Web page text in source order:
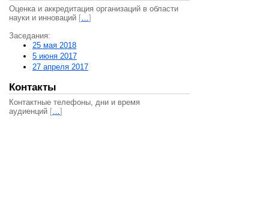
Оценка и аккредитация организаций в области
науки и инноваций […]
Заседания:
25 мая 2018
5 июня 2017
27 апреля 2017
Контакты
Контактные телефоны, дни и время
аудиенций […]